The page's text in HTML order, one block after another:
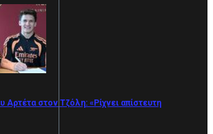
στον Τζόλη: «Ρίχνει απίστευτη